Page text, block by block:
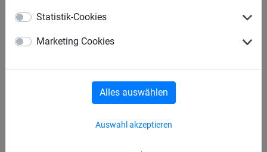
Statistik-Cookies
Marketing Cookies
Auswahl akzeptieren
Alles auswählen